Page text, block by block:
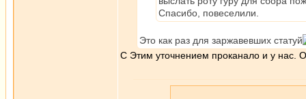
Спасибо, повеселили.
Это как раз для заржавевших статуй
С Этим уточнением проканало и у нас.